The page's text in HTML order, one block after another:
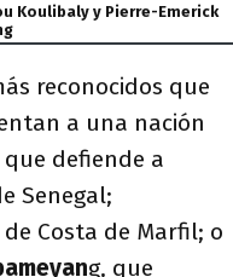
Koulibaly y Pierre-Emerick
reconocidos que
a una nación
que defiende a
Senegal;
Costa de Marfil; o
g, que